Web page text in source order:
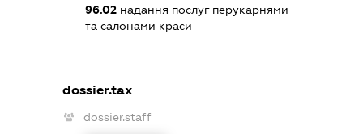
96.02надання послуг перукарнями
та салонами краси
dossier.tax
dossier.staff